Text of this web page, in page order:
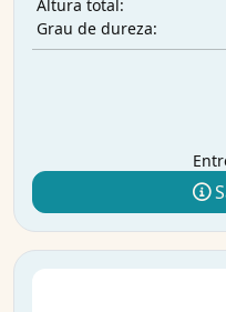
Altura total:
Grau de dureza: